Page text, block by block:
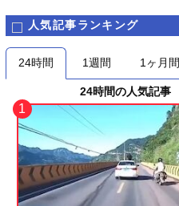
人気記事ランキング
24時間 1週間 1ヶ月間
24時間の人気記事